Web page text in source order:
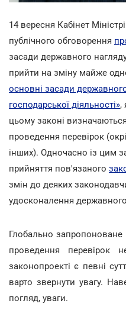
14 вересня Кабінет
публічного обговорення
засади державного
прийти на зміну майже
основні засади
господарської діяльності»,
цьому законі
проведення перевірок
інших). Одночасно із цим
прийняття пов'язаного
змін до деяких
удосконалення
Глобально
проведення
законопроекті є певні
варто звернути увагу.
погляд, уваги.